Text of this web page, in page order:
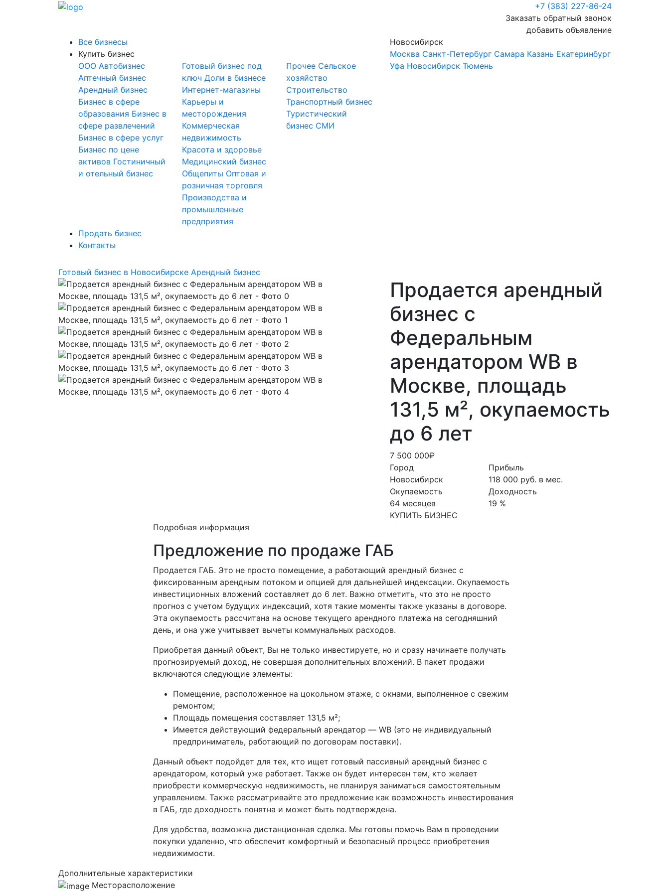
+7 (383) 227-86-24
Заказать обратный звонок
добавить объявление
Все бизнесы
Купить бизнес
OOO Автобизнес
Аптечный бизнес
Арендный бизнес
Бизнес в сфере
образования Бизнес в
сфере развлечений
Бизнес в сфере услуг
Бизнес по цене
активов Гостиничный
и отельный бизнес
Готовый бизнес под
ключДоли в бизнесе
Интернет-магазины
Карьеры и
месторождения
Коммерческая
недвижимость
Красота и здоровье
Медицинский бизнес
Общепиты Оптовая и
розничная торговля
Производства и
промышленные
предприятия
Прочее Сельское
хозяйство
Строительство
Транспортный бизнес
Туристический
бизнес СМИ
Продать бизнес
Контакты
Новосибирск
Москва Санкт-Петербург Самара Казань Екатеринбург
Уфа Новосибирск Тюмень
Готовый бизнес в Новосибирске Арендный бизнес
Продается арендный
бизнес с
Федеральным
арендатором WB в
Москве, площадь
131,5 м², окупаемость
до 6 лет
7 500 000₽
Город
Новосибирск
Окупаемость
64 месяцев
КУПИТЬ БИЗНЕС
Прибыль
118 000 руб. в мес.
Доходность
19 %
Подробная информация
Предложение по продаже ГАБ
Продается ГАБ. Это не просто помещение, а работающий арендный бизнес с
фиксированным арендным потоком и опцией для дальнейшей индексации. Окупаемость
инвестиционных вложений составляет до 6 лет. Важно отметить, что это не просто
прогноз с учетом будущих индексаций, хотя такие моменты также указаны в договоре.
Эта окупаемость рассчитана на основе текущего арендного платежа на сегодняшний
день, и она уже учитывает вычеты коммунальных расходов.
Приобретая данный объект, Вы не только инвестируете, но и сразу начинаете получать
прогнозируемый доход, не совершая дополнительных вложений. В пакет продажи
включаются следующие элементы:
Помещение, расположенное на цокольном этаже, с окнами, выполненное с свежим
ремонтом;
Площадь помещения составляет 131,5 м²;
Имеется действующий федеральный арендатор — WB (это не индивидуальный
предприниматель, работающий по договорам поставки).
Данный объект подойдет для тех, кто ищет готовый пассивный арендный бизнес с
арендатором, который уже работает. Также он будет интересен тем, кто желает
приобрести коммерческую недвижимость, не планируя заниматься самостоятельным
управлением. Также рассматривайте это предложение как возможность инвестирования
в ГАБ, где доходность понятна и может быть подтверждена.
Для удобства, возможна дистанционная сделка. Мы готовы помочь Вам в проведении
покупки удаленно, что обеспечит комфортный и безопасный процесс приобретения
недвижимости.
Дополнительные характеристики
Месторасположение